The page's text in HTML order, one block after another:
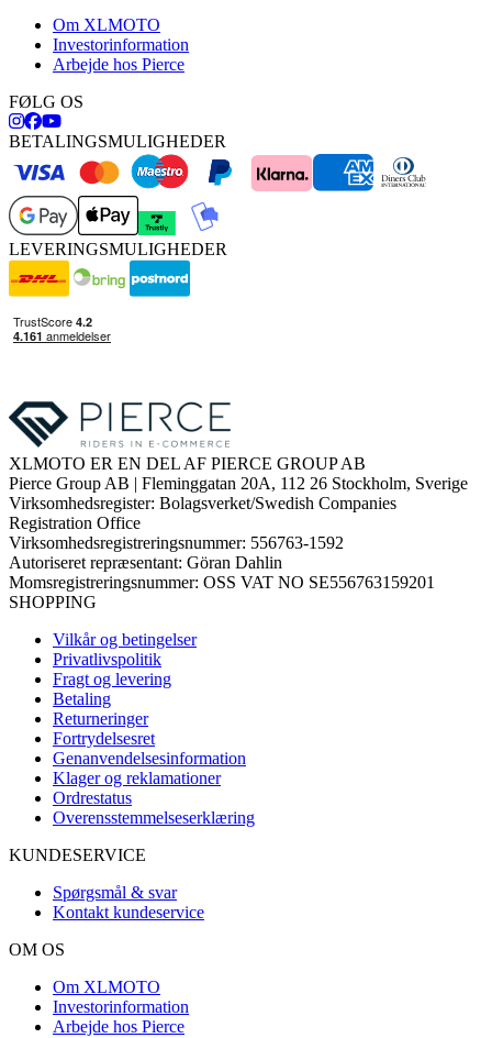
Om XLMOTO
Investorinformation
Arbejde hos Pierce
FØLG OS
BETALINGSMULIGHEDER
LEVERINGSMULIGHEDER
XLMOTO ER EN DEL AF PIERCE GROUP AB
Pierce Group AB | Fleminggatan 20A, 112 26 Stockholm, Sverige
Virksomhedsregister: Bolagsverket/Swedish Companies
Registration Office
Virksomhedsregistreringsnummer: 556763-1592
Autoriseret repræsentant: Göran Dahlin
Momsregistreringsnummer: OSS VAT NO SE556763159201
SHOPPING
Vilkår og betingelser
Privatlivspolitik
Fragt og levering
Betaling
Returneringer
Fortrydelsesret
Genanvendelsesinformation
Klager og reklamationer
Ordrestatus
Overensstemmelseserklæring
KUNDESERVICE
Spørgsmål & svar
Kontakt kundeservice
OM OS
Om XLMOTO
Investorinformation
Arbejde hos Pierce